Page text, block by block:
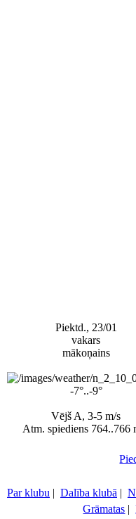
Piektd., 23/01
vakars
mākoņains
-7°..-9°
Vējš A, 3-5 m/s
Atm. spiediens 764..766
Par klubu | Dalība klubā |
Grāmatas |